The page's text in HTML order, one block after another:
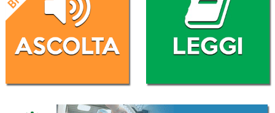
Cronaca Italia
Cronaca Italia
Caivano, proiettile
consegnato in chiesa a don
Patriciello: fermato un 75
enne